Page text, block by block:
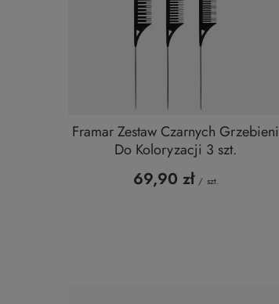
Framar Zestaw Czarnych Grzebieni
Do Koloryzacji 3 szt.
69,90 zł / szt.